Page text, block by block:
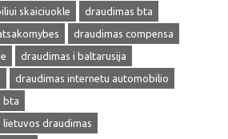
skaiciuokle
draudimas bta
draudimas compensa
draudimas i baltarusija
draudimas internetu automobilio
bta
draudimas